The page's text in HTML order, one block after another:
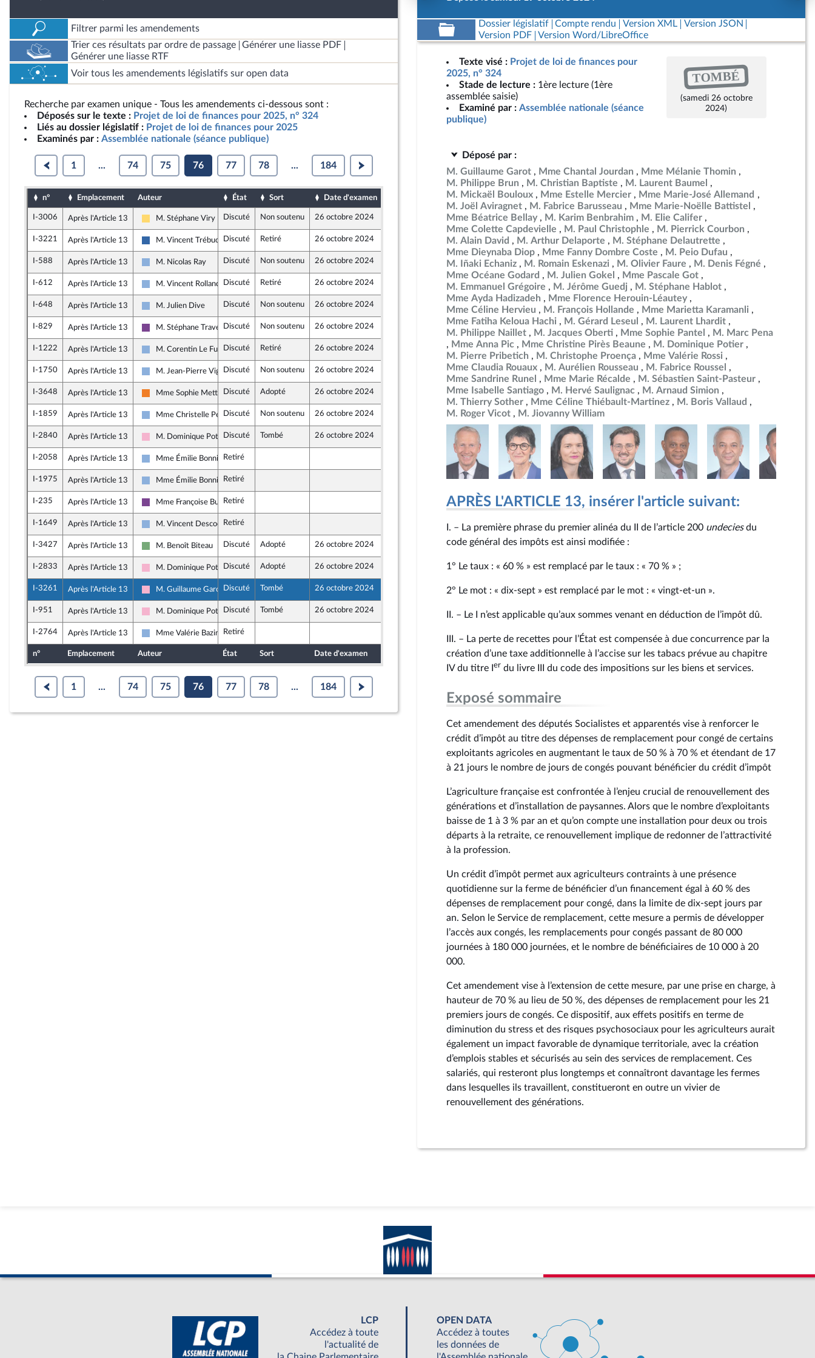
Filtrer parmi les amendements
Trier ces résultats par ordre de passage
Générer une liasse PDF
Générer une liasse RTF
Voir tous les amendements législatifs sur open data
Recherche par examen unique - Tous les amendements ci-dessous sont :
Déposés sur le texte : Projet de loi de finances pour 2025, n° 324
Liés au dossier législatif : Projet de loi de finances pour 2025
Examinés par : Assemblée nationale (séance publique)
1 ... 74 75 76 77 78 ... 184
n° Emplacement Auteur État Sort Date d'examen
I-3006 Après l'Article 13
Libertés, Indépendants, Outre-mer et Territoires
M. Stéphane Viry Discuté Non soutenu 26 octobre 2024
I-3221 Après l'Article 13
UDR
M. Vincent TrébuchetDiscuté Retiré 26 octobre 2024
I-588 Après l'Article 13
Droite Républicaine
M. Nicolas Ray Discuté Non soutenu 26 octobre 2024
I-612 Après l'Article 13
Droite Républicaine
M. Vincent Rolland Discuté Retiré 26 octobre 2024
I-648 Après l'Article 13
Droite Républicaine
M. Julien Dive Discuté Non soutenu 26 octobre 2024
I-829 Après l'Article 13
Ensemble pour la République
M. Stéphane TravertDiscuté Non soutenu 26 octobre 2024
I-1222 Après l'Article 13
Droite Républicaine
M. Corentin Le Fur Discuté Retiré 26 octobre 2024
I-1750 Après l'Article 13
Droite Républicaine
M. Jean-Pierre VigierDiscuté Non soutenu 26 octobre 2024
I-3648 Après l'Article 13
Les Démocrates
Mme Sophie Mette Discuté Adopté 26 octobre 2024
I-1859 Après l'Article 13
Droite Républicaine
Mme Christelle PetexDiscuté Non soutenu 26 octobre 2024
I-2840 Après l'Article 13
Socialistes et apparentés
M. Dominique PotierDiscuté Tombé 26 octobre 2024
I-2058 Après l'Article 13
Droite Républicaine
Mme Émilie BonnivardRetiré
I-1975 Après l'Article 13
Droite Républicaine
Mme Émilie BonnivardRetiré 18 octobre 2024
I-235 Après l'Article 13
Ensemble pour la République
Mme Françoise BuffetRetiré
I-1649 Après l'Article 13
Droite Républicaine
M. Vincent DescoeurRetiré
I-3427 Après l'Article 13
Écologiste et Social
M. Benoît Biteau Discuté Adopté 26 octobre 2024 19 octobre 2024
I-2833 Après l'Article 13
Socialistes et apparentés
M. Dominique PotierDiscuté Adopté 26 octobre 2024
I-3261 Après l'Article 13
Socialistes et apparentés
M. Guillaume Garot Discuté Tombé 26 octobre 2024
I-951 Après l'Article 13
Socialistes et apparentés
M. Dominique PotierDiscuté Tombé 26 octobre 2024
I-2764 Après l'Article 13
Droite Républicaine
Mme Valérie Bazin-Malgras
Retiré
n° Emplacement Auteur État Sort Date d'examen
1 ... 74 75 76 77 78 ... 184
Dossier législatif Compte rendu Version XML
Version JSON
Version PDF
Version Word/LibreOffice
Texte visé : Projet de loi de finances pour
2025, n° 324
Stade de lecture : 1ère lecture (1ère
assemblée saisie)
Examiné par : Assemblée nationale (séance
publique)
TOMBÉ
(samedi 26 octobre
2024)
Déposé par :
M. Guillaume Garot
Mme Chantal Jourdan
Mme Mélanie Thomin
M. Philippe Brun
M. Christian Baptiste
M. Laurent Baumel
M. Mickaël Bouloux
Mme Estelle Mercier
Mme Marie-José Allemand
M. Joël Aviragnet
M. Fabrice Barusseau
Mme Marie-Noëlle Battistel
Mme Béatrice Bellay
M. Karim Benbrahim
M. Elie Califer
Mme Colette Capdevielle
M. Paul Christophle
M. Pierrick Courbon
M. Alain David
M. Arthur Delaporte
M. Stéphane Delautrette
Mme Dieynaba Diop
Mme Fanny Dombre Coste
M. Peio Dufau
M. Iñaki Echaniz
M. Romain Eskenazi M. Olivier Faure
M. Denis Fégné
Mme Océane Godard
M. Julien Gokel
Mme Pascale Got
M. Emmanuel Grégoire
M. Jérôme Guedj
M. Stéphane Hablot
Mme Ayda Hadizadeh
Mme Florence Herouin-Léautey
Mme Céline Hervieu
M. François Hollande
Mme Marietta Karamanli
Mme Fatiha Keloua Hachi
M. Gérard Leseul
M. Laurent Lhardit
M. Philippe Naillet
M. Jacques Oberti Mme Sophie Pantel
M. Marc Pena
Mme Anna Pic
Mme Christine Pirès Beaune
M. Dominique Potier
M. Pierre Pribetich
M. Christophe Proença
Mme Valérie Rossi
Mme Claudia Rouaux
M. Aurélien Rousseau
M. Fabrice Roussel
Mme Sandrine Runel
Mme Marie Récalde
M. Sébastien Saint-Pasteur
Mme Isabelle Santiago
M. Hervé Saulignac
M. Arnaud Simion
M. Thierry Sother
Mme Céline Thiébault-Martinez
M. Boris Vallaud
M. Roger Vicot
M. Jiovanny William
APRÈS L'ARTICLE 13, insérer l'article suivant:
I. – La première phrase du premier alinéa du II de l’article 200 undeciesdu
code général des impôts est ainsi modifiée :
1° Le taux : « 60 % » est remplacé par le taux : « 70 % » ;
2° Le mot : « dix-sept » est remplacé par le mot : « vingt-et-un ».
II. – Le I n’est applicable qu’aux sommes venant en déduction de l’impôt dû.
III. – La perte de recettes pour l’État est compensée à due concurrence par la
création d’une taxe additionnelle à l’accise sur les tabacs prévue au chapitre
IV du titre I er du livre III du code des impositions sur les biens et services.
Exposé sommaire
Cet amendement des députés Socialistes et apparentés vise à renforcer le
crédit d’impôt au titre des dépenses de remplacement pour congé de certains
exploitants agricoles en augmentant le taux de 50 % à 70 % et étendant de 17
à 21 jours le nombre de jours de congés pouvant bénéficier du crédit d’impôt
L’agriculture française est confrontée à l’enjeu crucial de renouvellement des
générations et d’installation de paysannes. Alors que le nombre d’exploitants
baisse de 1 à 3 % par an et qu’on compte une installation pour deux ou trois
départs à la retraite, ce renouvellement implique de redonner de l’attractivité
à la profession.
Un crédit d’impôt permet aux agriculteurs contraints à une présence
quotidienne sur la ferme de bénéficier d’un financement égal à 60 % des
dépenses de remplacement pour congé, dans la limite de dix-sept jours par
an. Selon le Service de remplacement, cette mesure a permis de développer
l’accès aux congés, les remplacements pour congés passant de 80 000
journées à 180 000 journées, et le nombre de bénéficiaires de 10 000 à 20
000.
Cet amendement vise à l’extension de cette mesure, par une prise en charge, à
hauteur de 70 % au lieu de 50 %, des dépenses de remplacement pour les 21
premiers jours de congés. Ce dispositif, aux effets positifs en terme de
diminution du stress et des risques psychosociaux pour les agriculteurs aurait
également un impact favorable de dynamique territoriale, avec la création
d’emplois stables et sécurisés au sein des services de remplacement. Ces
salariés, qui resteront plus longtemps et connaîtront davantage les fermes
dans lesquelles ils travaillent, constitueront en outre un vivier de
renouvellement des générations.
LCP
Accédez à toute
l'actualité de
OPEN DATA
Accédez à toutes
les données de